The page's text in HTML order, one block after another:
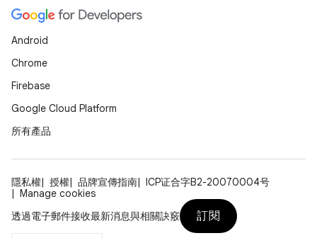
Android
Chrome
Firebase
Google Cloud Platform
所有產品
隱私權 授權 品牌宣傳指南
ICP证合字B2-20070004号
Manage cookies
透過電子郵件接收最新消息與相關訣竅
訂閱